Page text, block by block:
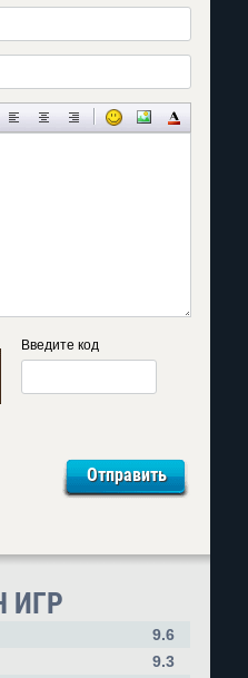
Введите код
ИГР
9.6
9.3